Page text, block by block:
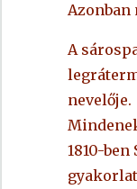
A
nevelője.
1810-